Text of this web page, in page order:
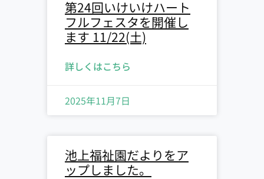
第24回いけいけハート
フルフェスタを開催し
ます 11/22(土)
詳しくはこちら
2025年11月7日
池上福祉園だよりをア
ップしました。